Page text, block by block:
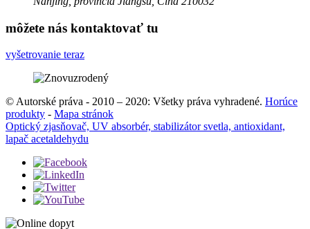
môžete nás kontaktovať tu
vyšetrovanie teraz
© Autorské práva - 2010 – 2020: Všetky práva vyhradené. Horúce
produkty - Mapa stránok
Optický zjasňovač, UV absorbér, stabilizátor svetla, antioxidant,
lapač acetaldehydu